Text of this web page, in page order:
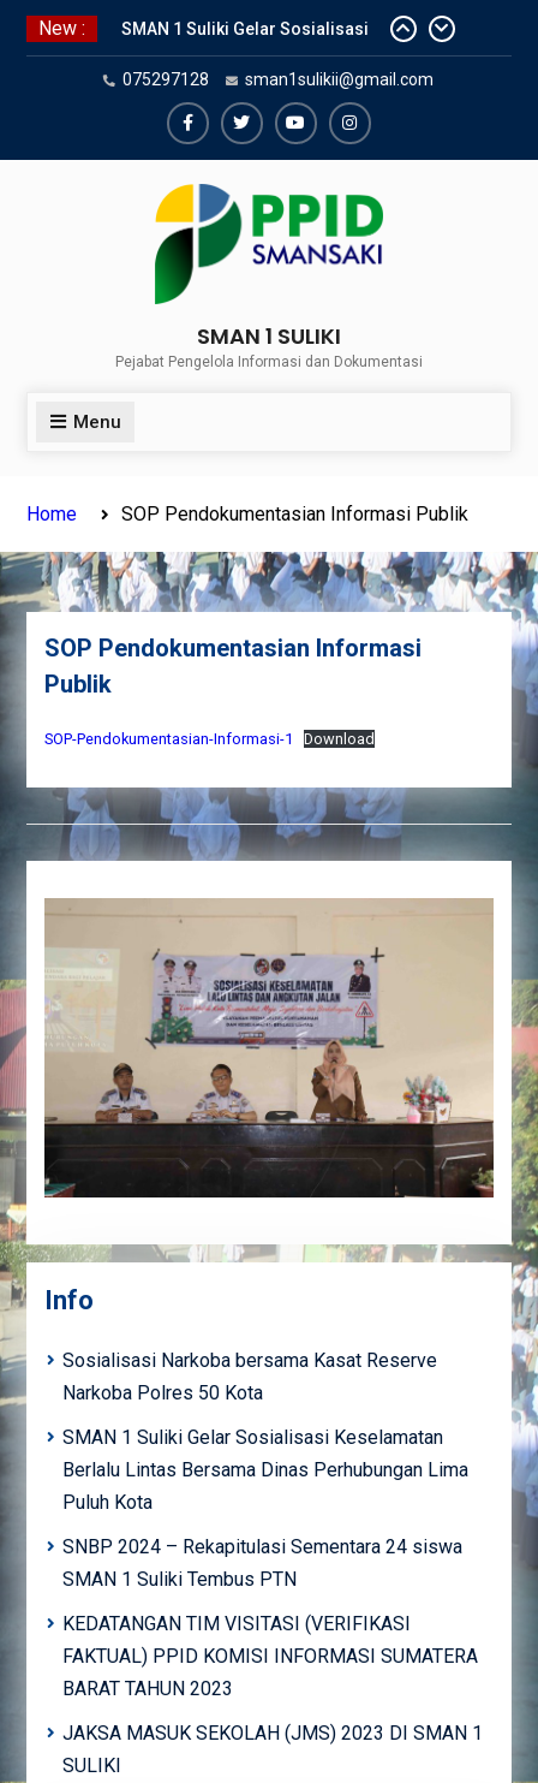
Skip
New :
SMAN 1 Suliki Gelar Sosialisasi
Keselamatan Berlalu Lintas
Bersama Dinas Perhubungan
Lima Puluh Kota
SNBP 2024 – Rekapitulasi
Suliki Tembus PTN
Sosialisasi Narkoba bersama
Kasat Reserve Narkoba Polres 50
075297128 sman1sulikii@gmail.com
FacebookTwiterYoutubeInstagram
SMAN 1 SULIKI
Pejabat Pengelola Informasi dan Dokumentasi
Menu
Home SOP Pendokumentasian Informasi Publik
SOP Pendokumentasian Informasi
Publik
SOP-Pendokumentasian-Informasi-1 Download
Info
Sosialisasi Narkoba bersama Kasat Reserve
Narkoba Polres 50 Kota
SMAN 1 Suliki Gelar Sosialisasi Keselamatan
Berlalu Lintas Bersama Dinas Perhubungan Lima
Puluh Kota
SNBP 2024 – Rekapitulasi Sementara 24 siswa
SMAN 1 Suliki Tembus PTN
KEDATANGAN TIM VISITASI (VERIFIKASI
FAKTUAL) PPID KOMISI INFORMASI SUMATERA
BARAT TAHUN 2023
JAKSA MASUK SEKOLAH (JMS) 2023 DI SMAN 1
SULIKI